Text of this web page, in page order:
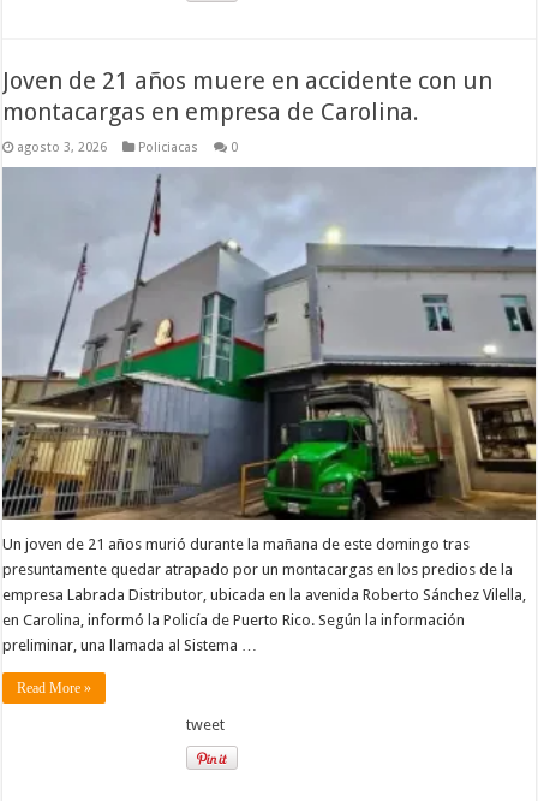
Joven de 21 años muere en accidente con un
montacargas en empresa de Carolina.
agosto 3, 2026 Policiacas 0
Un joven de 21 años murió durante la mañana de este domingo tras
presuntamente quedar atrapado por un montacargas en los predios de la
empresa Labrada Distributor, ubicada en la avenida Roberto Sánchez Vilella,
en Carolina, informó la Policía de Puerto Rico. Según la información
preliminar, una llamada al Sistema …
Read More »
tweet